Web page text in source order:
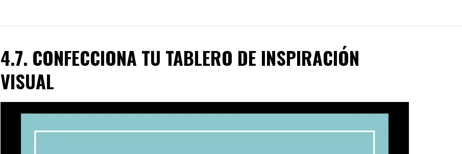
4.7. CONFECCIONA TU TABLERO DE INSPIRACIÓN
VISUAL